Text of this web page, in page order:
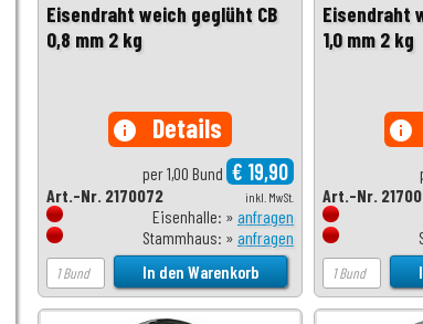
Eisendraht weich geglüht CB
0,8 mm 2 kg
info Details
per 1,00 Bund € 19,90
inkl. MwSt.
Art.-Nr. 2170072
Eisenhalle: » anfragen
Stammhaus: » anfragen
Eisendraht
1,0 mm 2 kg
info
Art.-Nr.